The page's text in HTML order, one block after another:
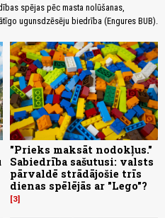
spējas pēc masta nolūšanas,
ugunsdzēsēju biedrība (Engures BUB).
"Prieks maksāt nodokļus."
Sabiedrība sašutusi: valsts
pārvaldē strādājošie trīs
dienas spēlējās ar "Lego"?
3